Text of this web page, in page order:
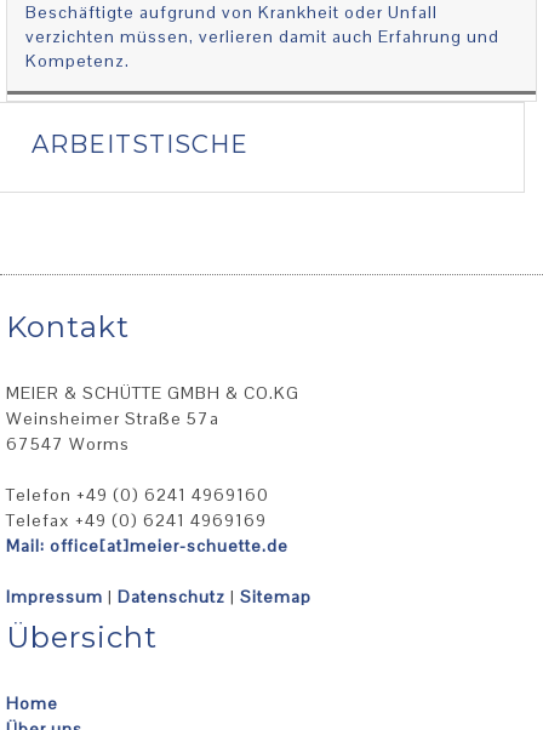
Beschäftigte aufgrund von Krankheit oder Unfall
verzichten müssen, verlieren damit auch Erfahrung und
Kompetenz.
ARBEITSTISCHE
Kontakt
MEIER & SCHÜTTE GMBH & CO.KG
Weinsheimer Straße 57a
67547 Worms
Telefon +49 (0) 6241 4969160
Telefax +49 (0) 6241 4969169
Mail: office[at]meier-schuette.de
Impressum | Datenschutz | Sitemap
Übersicht
Home